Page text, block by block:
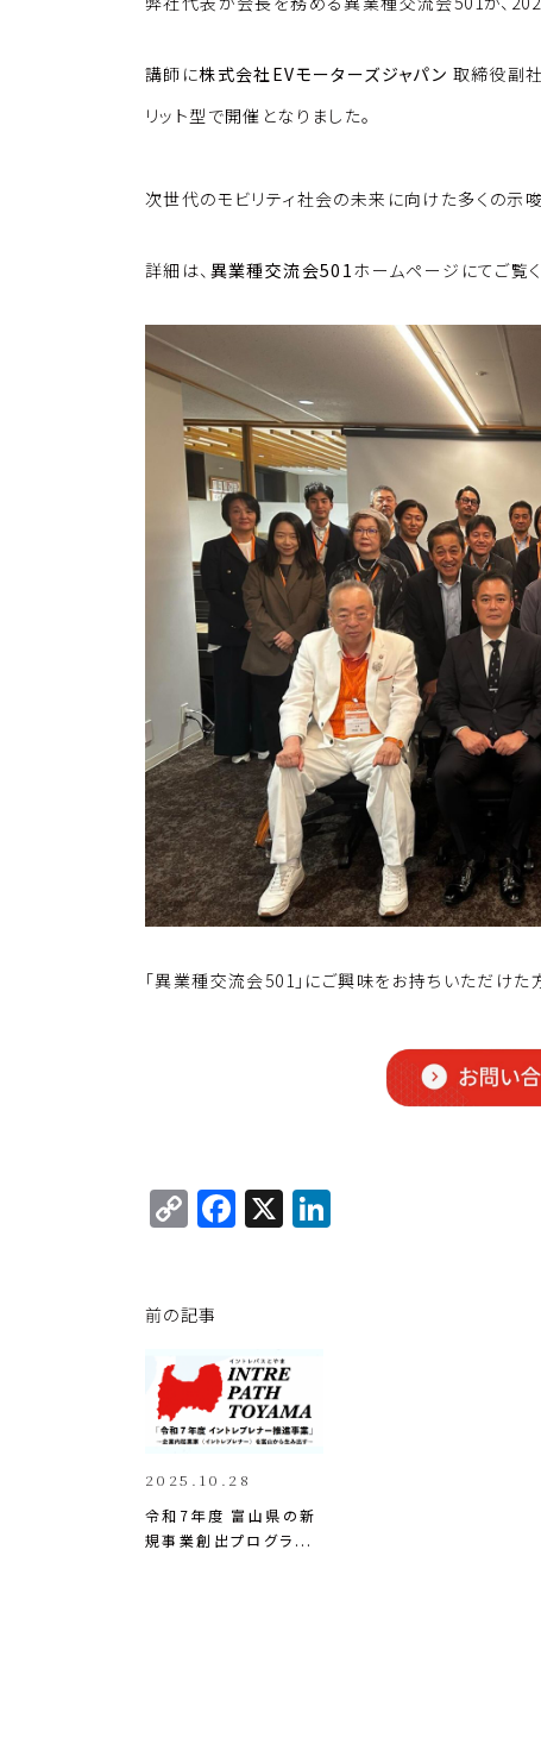
p
y
Li
n
c
e
b
o
k
k
e
dI
n
講師に株式会社EVモーターズジャパン 取締役副
リット型で開催となりました。
次世代のモビリティ社会の未来に向けた多くの示
詳細は、 異業種交流会501ホームページにてご覧く
「異業種交流会501」にご興味をお持ちいただけた
C
o
y
Li
n
k
F
a
b
o
o
k
X
前の記事
2025.10.28
令和7年度 富山県の新
規事業創出プログラ...